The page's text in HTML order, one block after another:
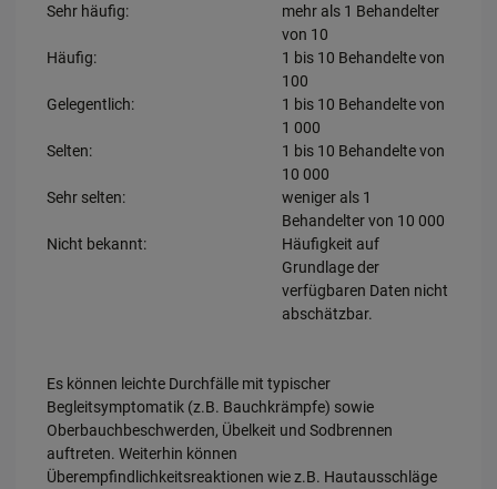
Sehr häufig:
mehr als 1 Behandelter
von 10
Häufig:
1 bis 10 Behandelte von
100
Gelegentlich:
1 bis 10 Behandelte von
1 000
Selten:
1 bis 10 Behandelte von
10 000
Sehr selten:
weniger als 1
Behandelter von 10 000
Nicht bekannt:
Häufigkeit auf
Grundlage der
verfügbaren Daten nicht
abschätzbar.
Es können leichte Durchfälle mit typischer
Begleitsymptomatik (z.B. Bauchkrämpfe) sowie
Oberbauchbeschwerden, Übelkeit und Sodbrennen
auftreten. Weiterhin können
Überempfindlichkeitsreaktionen wie z.B. Hautausschläge